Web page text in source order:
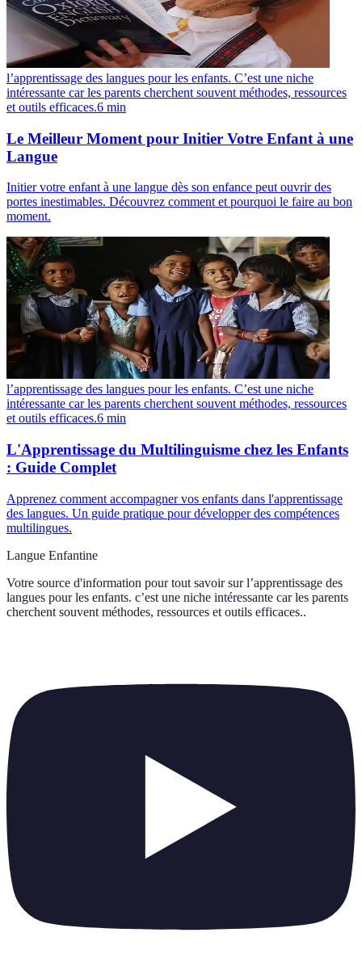
l’apprentissage des langues pour les enfants. C’est une niche
intéressante car les parents cherchent souvent méthodes, ressources
et outils efficaces.6 min
Le Meilleur Moment pour Initier Votre Enfant à une
Langue
Initier votre enfant à une langue dès son enfance peut ouvrir des
portes inestimables. Découvrez comment et pourquoi le faire au bon
moment.
l’apprentissage des langues pour les enfants. C’est une niche
intéressante car les parents cherchent souvent méthodes, ressources
et outils efficaces.6 min
L'Apprentissage du Multilinguisme chez les Enfants
: Guide Complet
Apprenez comment accompagner vos enfants dans l'apprentissage
des langues. Un guide pratique pour développer des compétences
multilingues.
Langue Enfantine
Votre source d'information pour tout savoir sur l’apprentissage des
langues pour les enfants. c’est une niche intéressante car les parents
cherchent souvent méthodes, ressources et outils efficaces..